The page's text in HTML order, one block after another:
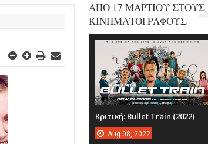
ΑΠΟ 17 ΜΑΡΤΙΟΥ ΣΤΟΥΣ
ΚΙΝΗΜΑΤΟΓΡΑΦΟΥΣ
Κριτική: Bullet Train (2022)
Aug 08, 2022